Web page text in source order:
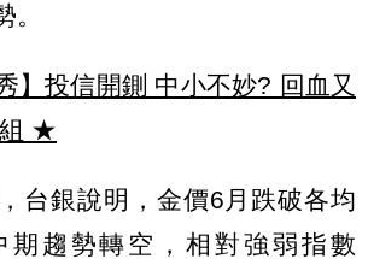
】投信開鍘 中小不妙? 回血又
★
台銀說明，金價6月跌破各均
期趨勢轉空，相對強弱指數